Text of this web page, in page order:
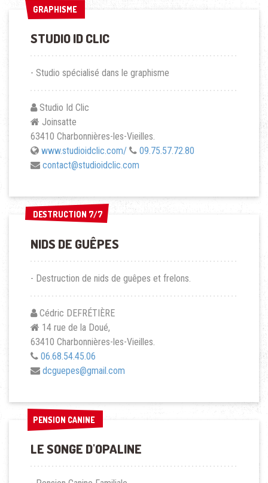
GRAPHISME
GRAPHISME
STUDIO ID CLIC
- Studio spécialisé dans le graphisme
Studio Id Clic
Joinsatte
63410 Charbonnières-les-Vieilles.
www.studioidclic.com/
09.75.57.72.80
contact@studioidclic.com
DESTRUCTION 7/7
DESTRUCTION 7/7
NIDS DE GUÊPES
- Destruction de nids de guêpes et frelons.
Cédric DEFRÉTIÈRE
14 rue de la Doué,
63410 Charbonnières-les-Vieilles.
06.68.54.45.06
dcguepes@gmail.com
PENSION CANINE
PENSION CANINE
LE SONGE D'OPALINE